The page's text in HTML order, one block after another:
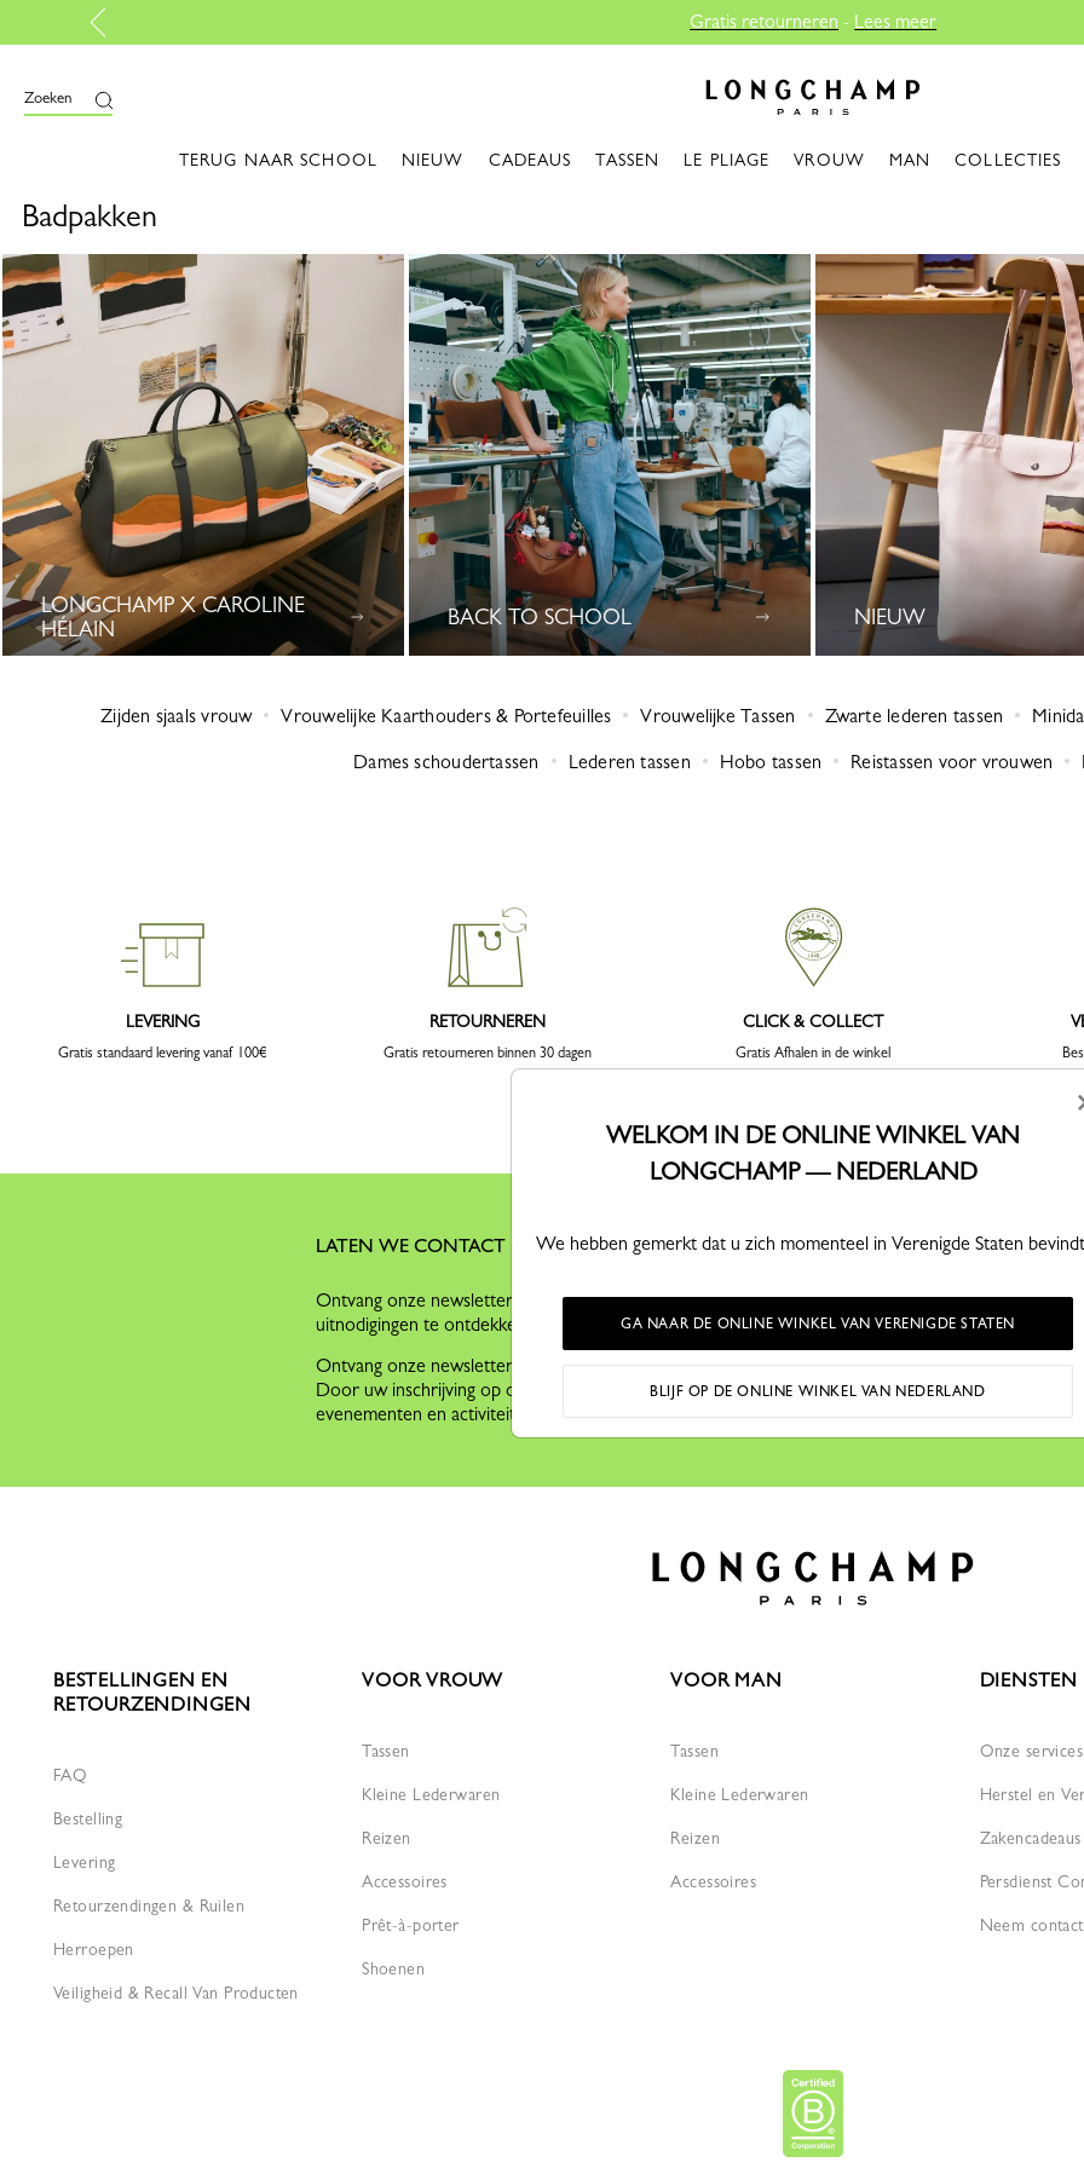
Gratis retourneren-Lees meer
Zoeken
TERUG NAAR SCHOOL NIEUW CADEAUS TASSEN LE PLIAGE VROUW MAN COLLECTIES
Badpakken
LONGCHAMP X CAROLINE
HÉLAIN
BACK TO SCHOOL NIEUW
Zijden sjaals vrouw Vrouwelijke Kaarthouders & Portefeuilles Vrouwelijke Tassen Zwarte lederen tassen
Dames schoudertassen
Lederen tassen Hobo tassen Reistassen voor vrouwen
LEVERING
Gratis standaard levering vanaf 100€
RETOURNEREN
Gratis retourneren binnen 30 dagen
CLICK & COLLECT
Gratis Afhalen in de winkel
LATEN WE CONTACT HOUDEN
Ontvang onze newsletter om onze verhalen, collecties en
uitnodigingen te ontdekken, voor iedereen anders.
Ontvang onze newsletter om onze verhalen, collecties en uitnodigingen te ontdekken, voor
Door uw inschrijving op onze newsletter te bevestigen, accepteert u dat u per e-mail informatie
evenementen en activiteiten van Longchamp, conform ons
BESTELLINGEN EN
RETOURZENDINGEN
FAQ
Bestelling
Levering
Retourzendingen & Ruilen
Herroepen
Veiligheid & Recall Van Producten
VOOR VROUW
Tassen
Kleine Lederwaren
Reizen
Accessoires
Prêt-à-porter
Shoenen
VOOR MAN
Tassen
Kleine Lederwaren
Reizen
Accessoires
DIENSTEN
Onze services
Herstel en
Zakencadeaus
Persdienst
Neem
WELKOM IN DE ONLINE WINKEL VAN
LONGCHAMP — NEDERLAND
We hebben gemerkt dat u zich momenteel in Verenigde Staten
GA NAAR DE ONLINE WINKEL VAN VERENIGDE STATEN
BLIJF OP DE ONLINE WINKEL VAN NEDERLAND